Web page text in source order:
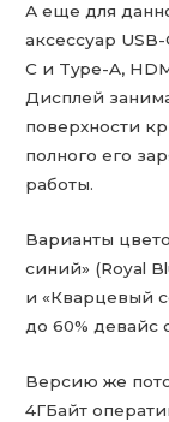
А еще для
аксессуар
C и Type-A,
Дисплей
поверхности
полного его
работы.
Варианты
синий» (Royal
и «Кварцевый
до 60% девайс
Версию же
4ГБайт